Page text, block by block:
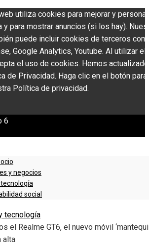
utiliza cookies para mejorar y
y para mostrar anuncios (si los hay).
puede incluir cookies de terceros
Google Analytics, Youtube. Al utilizar
el uso de cookies. Hemos actualizado
de Privacidad. Haga clic en el botón para
Política de privacidad.
6
y negocios
social
tecnología
el Realme GT6, el nuevo móvil
alta